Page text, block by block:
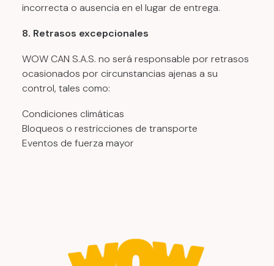
incorrecta o ausencia en el lugar de entrega.
8. Retrasos excepcionales
WOW CAN S.A.S. no será responsable por retrasos
ocasionados por circunstancias ajenas a su
control, tales como:
Condiciones climáticas
Bloqueos o restricciones de transporte
Eventos de fuerza mayor